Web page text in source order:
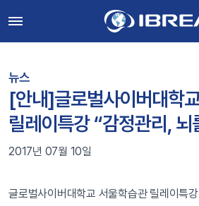
뉴스
[안내]글로벌사이버대학
릴레이특강 “감정관리, 뇌
2017년 07월 10일
글로벌사이버대학교 서울학습관 릴레이특